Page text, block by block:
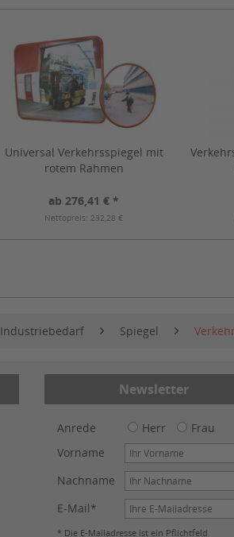
Universal Verkehrsspiegel mit
rotem Rahmen
ab 276,41 € *
Nettopreis: 232,28 €
Industriebedarf Spiegel
Newsletter
Anrede Herr
Frau
Vorname
Nachname
E-Mail*
* Die E-Mailadresse ist ein Pflichtfeld